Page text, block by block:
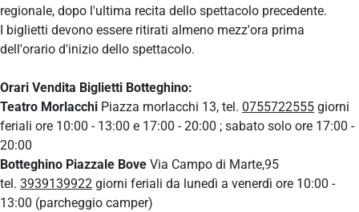
regionale, dopo l'ultima recita dello spettacolo precedente.
I biglietti devono essere ritirati almeno mezz'ora prima
dell'orario d'inizio dello spettacolo.
Orari Vendita Biglietti Botteghino:
Teatro Morlacchi Piazza morlacchi 13, tel. 0755722555 giorni
feriali ore 10:00 - 13:00 e 17:00 - 20:00 ; sabato solo ore 17:00 -
20:00
Botteghino Piazzale Bove Via Campo di Marte,95
tel. 3939139922 giorni feriali da lunedì a venerdì ore 10:00 -
13:00 (parcheggio camper)